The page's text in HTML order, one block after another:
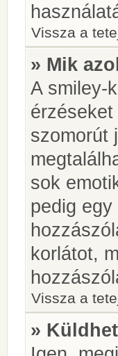
Vissza a
» Mik
A smiley-
szomorút
sok
pedig
korlátot,
Vissza a
»